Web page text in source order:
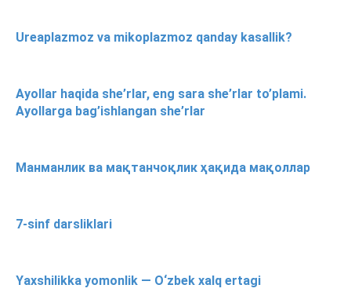
Ureaplazmoz va mikoplazmoz qanday kasallik?
Ayollar haqida she’rlar, eng sara she’rlar to’plami.
Ayollarga bag’ishlangan she’rlar
Манманлик ва мақтанчоқлик ҳақида мақоллар
7-sinf darsliklari
Yaxshilikka yomonlik — O‘zbek xalq ertagi